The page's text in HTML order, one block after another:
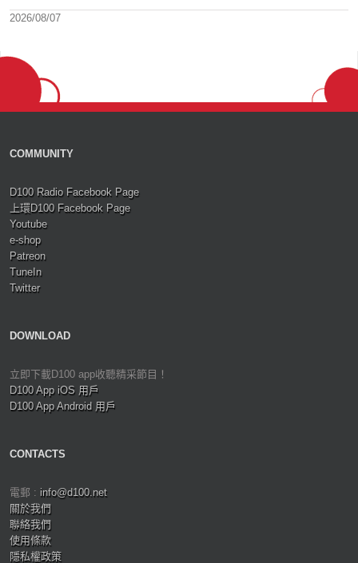
2026/08/07
COMMUNITY
D100 Radio Facebook Page
上環D100 Facebook Page
Youtube
e-shop
Patreon
TuneIn
Twitter
DOWNLOAD
立即下載D100 app收聽精采節目！
D100 App iOS 用戶
D100 App Android 用戶
CONTACTS
電郵 : info@d100.net
關於我們
聯絡我們
使用條款
隱私權政策